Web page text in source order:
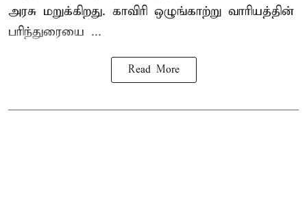
அரசு மறுக்கிறது. காவிரி ஒழுங்காற்று வாரியத்தின்
பரிந்துரையை ...
Read More